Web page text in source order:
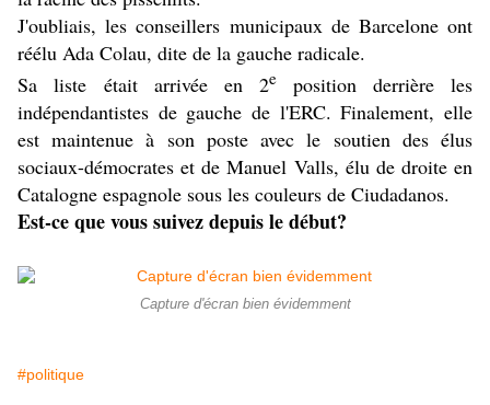
J'oubliais, les conseillers municipaux de Barcelone ont
réélu Ada Colau, dite de la gauche radicale.
Sa liste était arrivée en 2e position derrière les
indépendantistes de gauche de l'ERC. Finalement, elle
est maintenue à son poste avec le soutien des élus
sociaux-démocrates et de Manuel Valls, élu de droite en
Catalogne espagnole sous les couleurs de Ciudadanos.
Est-ce que vous suivez depuis le début?
Capture d'écran bien évidemment
#politique